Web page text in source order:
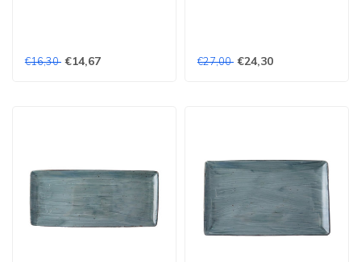
€16,30 €14,67 €27,00 €24,30